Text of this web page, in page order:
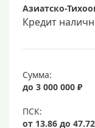
Азиатско-
Кредит
Сумма:
до 3 000 000 ₽